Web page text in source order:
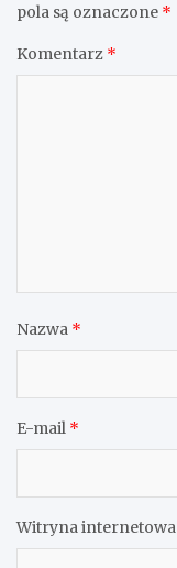
pola są oznaczone *
Komentarz *
Nazwa *
E-mail *
Witryna internetowa